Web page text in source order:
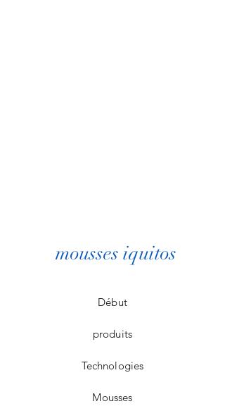
mousses iquitos
Début
produits
Technologies
Mousses